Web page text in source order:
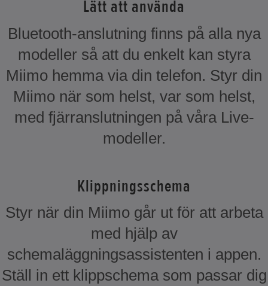
Lätt att använda
Bluetooth-anslutning finns på alla nya
modeller så att du enkelt kan styra
Miimo hemma via din telefon. Styr din
Miimo när som helst, var som helst,
med fjärranslutningen på våra Live-
modeller.
Klippningsschema
Styr när din Miimo går ut för att arbeta
med hjälp av
schemaläggningsassistenten i appen.
Ställ in ett klippschema som passar dig